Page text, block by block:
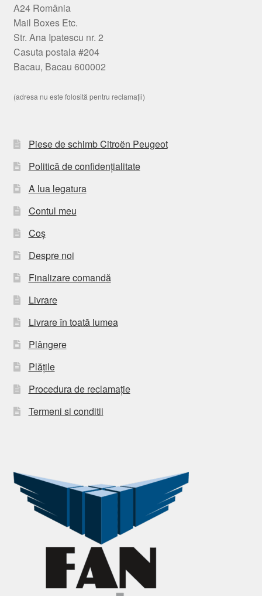
A24 România
Mail Boxes Etc.
Str. Ana Ipatescu nr. 2
Casuta postala #204
Bacau, Bacau 600002
(adresa nu este folosită pentru reclamații)
Piese de schimb Citroën Peugeot
Politică de confidențialitate
A lua legatura
Contul meu
Coș
Despre noi
Finalizare comandă
Livrare
Livrare în toată lumea
Plângere
Plățile
Procedura de reclamație
Termeni si conditii